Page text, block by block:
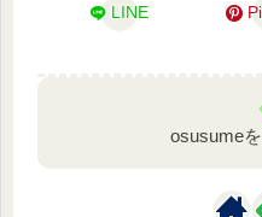
LINE
osusume